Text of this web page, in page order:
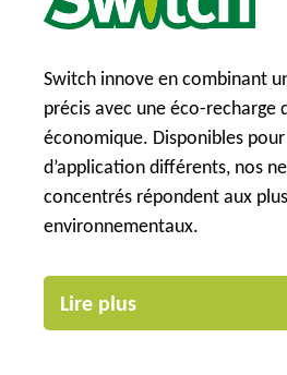
Switch innove en combinant
précis avec une éco-recharge
économique. Disponibles
d’application différents, nos
concentrés répondent aux
environnementaux.
Lire plus